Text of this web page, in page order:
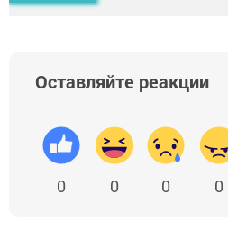
Оставляйте реакции
0 0 0 0